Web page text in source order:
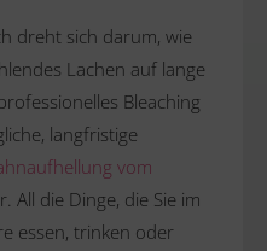
dreht sich darum, wie
Lachen auf lange
Bleaching
langfristige
vom
All die Dinge, die Sie im
essen, trinken oder